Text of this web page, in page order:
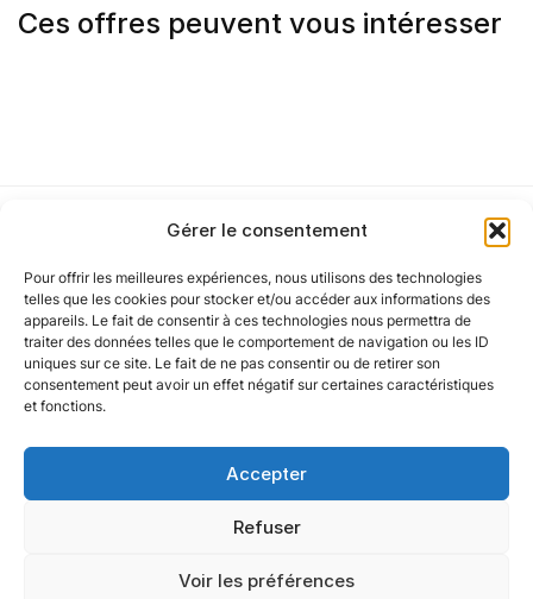
Gérer le consentement
Pour offrir les meilleures expériences, nous utilisons des technologies
telles que les cookies pour stocker et/ou accéder aux informations des
appareils. Le fait de consentir à ces technologies nous permettra de
traiter des données telles que le comportement de navigation ou les ID
uniques sur ce site. Le fait de ne pas consentir ou de retirer son
consentement peut avoir un effet négatif sur certaines caractéristiques
et fonctions.
Accepter
Refuser
Voir les préférences
Produire les mémoires techniques nécessaires aux
réponses aux appels d'offres. Produire les
•Suivi de chantier :Assurer le lien entre les
architectes, les entreprises et les services de l’État
pour le bon déroulement du chantier.
Le profil pour ce poste :
• Connaissance en patrimoine bâti ancien :Vous
avez une expertise ou un fort intérêt pour les
matériaux traditionnels et les techniques de
AutoCAD ou équivalent pour la production de
Ces offres peuvent vous intéresser
Notre politique
Nos agences
Nos autres marques
Nos réseaux
Alerte emploi
instantanées sur les nouveaux emplois
pertinents directement dans votre boîte
aux lettres électronique.
Subcrible